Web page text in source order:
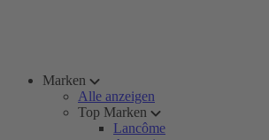
Marken
Alle anzeigen
Top Marken
Lancôme